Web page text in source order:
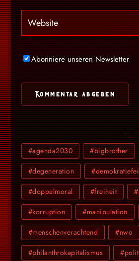
Abonniere unseren Newsletter
#agenda2030 #bigbrother
#degeneration
#doppelmoral #freiheit
#korruption #manipulation
#menschenverachtend #nwo
#philanthrokapitalismus